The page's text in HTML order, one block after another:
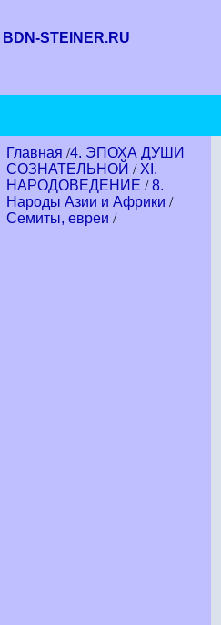
BDN-STEINER.RU
Главная /4. ЭПОХА ДУШИ
СОЗНАТЕЛЬНОЙ / XI.
НАРОДОВЕДЕНИЕ /8.
Народы Азии и Африки /
Семиты, евреи /